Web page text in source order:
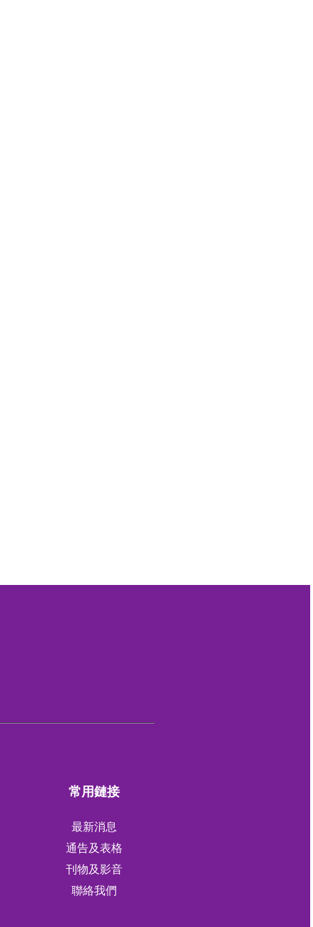
常用鏈接
最新消息
通告及表格
刊物及影音
聯絡我們